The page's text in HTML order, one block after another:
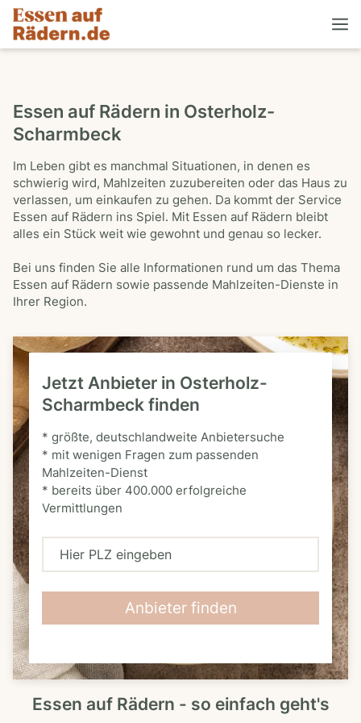
Essen auf Rädern in Osterholz-
Scharmbeck
Im Leben gibt es manchmal Situationen, in denen es
schwierig wird, Mahlzeiten zuzubereiten oder das Haus zu
verlassen, um einkaufen zu gehen. Da kommt der Service
Essen auf Rädern ins Spiel. Mit Essen auf Rädern bleibt
alles ein Stück weit wie gewohnt und genau so lecker.
Bei uns finden Sie alle Informationen rund um das Thema
Essen auf Rädern sowie passende Mahlzeiten-Dienste in
Ihrer Region.
Jetzt Anbieter in Osterholz-
Scharmbeck finden
* größte, deutschlandweite Anbietersuche
* mit wenigen Fragen zum passenden
Mahlzeiten-Dienst
* bereits über 400.000 erfolgreiche
Vermittlungen
H
L
Z
Anbieter finden
Essen auf Rädern - so einfach geht's